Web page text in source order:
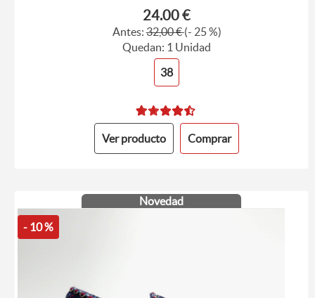
24.00 €
Antes:32,00 €(- 25 %)
Quedan: 1 Unidad
38
Ver producto Comprar
Novedad
- 10 %